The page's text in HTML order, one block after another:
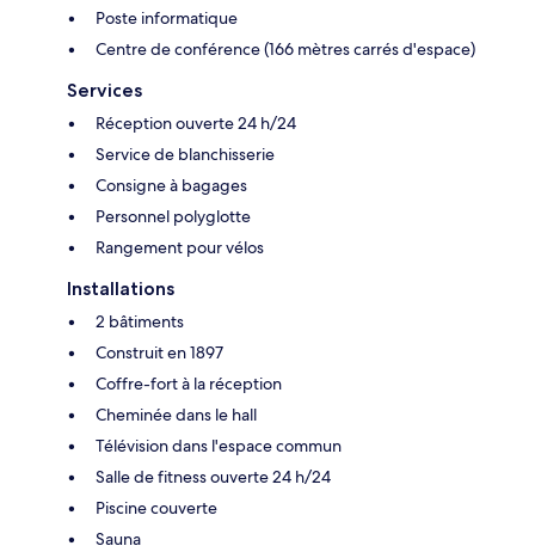
Poste informatique
Centre de conférence (166 mètres carrés d'espace)
Services
Réception ouverte 24 h/24
Service de blanchisserie
Consigne à bagages
Personnel polyglotte
Rangement pour vélos
Installations
2 bâtiments
Construit en 1897
Coffre-fort à la réception
Cheminée dans le hall
Télévision dans l'espace commun
Salle de fitness ouverte 24 h/24
Piscine couverte
Sauna